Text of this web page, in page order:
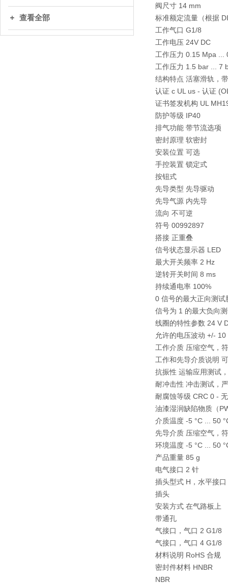
查看全部
阀尺寸 14 mm
标准额定流量（根据
工作气口 G1/8
工作电压 24V DC
工作压力 0.15 Mpa ...
工作压力 1.5 bar ... 7
结构特点 活塞滑轨，
认证 c UL us - 认证
证书签发机构 UL
防护等级 IP40
排气功能 带节流选项
密封原理 软密封
安装位置 可选
手控装置 锁定式
按钮式
先导类型 先导驱动
先导气源 内先导
流向 不可逆
符号 00992897
搭接 正重叠
信号状态显示器 LED
最大开关频率 2 Hz
逆转开关时间 8 ms
持续通电率 100%
0 信号的最大正向测试
信号为 1 的最大负向
线圈的特性参数 24 V
允许的电压波动 +/- 10
工作介质 压缩空气，
工作和先导介质说明
抗振性 运输应用测试
耐冲击性 冲击测试，
耐腐蚀等级 CRC 0 -
油漆湿润缺陷物质（
介质温度 -5 °C ... 50
先导介质 压缩空气，
环境温度 -5 °C ... 50
产品重量 85 g
电气接口 2 针
插头型式 H，水平接口
插头
安装方式 在气路板上
带通孔
气接口，气口 2 G1/8
气接口，气口 4 G1/8
材料说明 RoHS 合规
密封件材料 HNBR
NBR